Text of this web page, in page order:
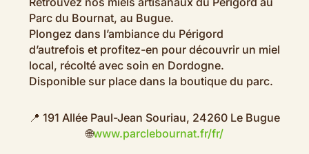
Parc du Bournat, au Bugue.
Plongez dans l’ambiance du Périgord
d’autrefois et profitez-en pour découvrir un miel
local, récolté avec soin en Dordogne.
Disponible sur place dans la boutique du parc.
📍 191 Allée Paul-Jean Souriau, 24260 Le Bugue
🌐www.parclebournat.fr/fr/